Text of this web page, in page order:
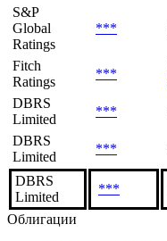
S&P
Global
Ratings
***
Fitch
Ratings
***
DBRS
Limited
***
DBRS
Limited
***
DBRS
Limited
***
Облигации